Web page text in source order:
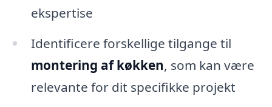
ekspertise
Identificere forskellige tilgange til
montering af køkken, som kan være
relevante for dit specifikke projekt